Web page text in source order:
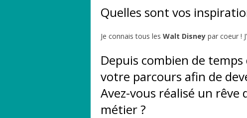
Quelles sont vos
Je connais tous les Walt Disney par coeur !
Depuis combien de temps
votre parcours afin de
Avez-vous réalisé un
métier ?